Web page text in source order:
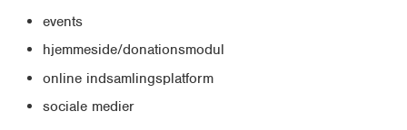
events
hjemmeside/donationsmodul
online indsamlingsplatform
sociale medier